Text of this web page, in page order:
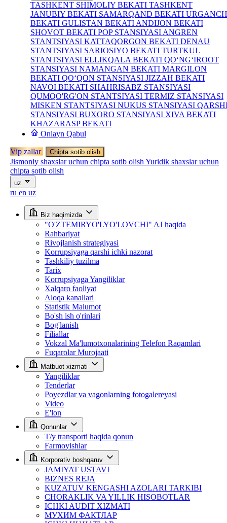
TASHKENT SHIMOLIY BEKATI TASHKENT
JANUBIY BEKATI SAMARQAND BEKATI URGANCH
BEKATI GULISTAN BEKATI ANDIJON BEKATI
SHOVOT BEKATI POP STANSIYASI ANGREN
STANTSIYASI KATTAQORGON BEKATI DENAU
STANTSIYASI SARIOSIYO BEKATI TURTKUL
STANTSIYASI ELLIKQALA BEKATI QO‘NG‘IROOT
STANSIYASI NAMANGAN BEKATI MARGILON
BEKATI QO‘QON STANSIYASI JIZZAH BEKATI
NAVOI BEKATI SHAHRISABZ STANSIYASI
QUMQO'RG'ON STANTSIYASI TERMIZ STANSIYASI
MISKEN STANTSIYASI NUKUS STANSIYASI
STANSIYASI BUXORO STANSIYASI XIVA BEKATI
KHAZARASP BEKATI
Onlayn Qabul
Vip zallar Chipta sotib olish
Jismoniy shaxslar uchun chipta sotib olish Yuridik shaxslar uchun
chipta sotib olish
uz
ru en uz
Biz haqimizda
"O'ZTEMIRYO'LYO'LOVCHI" AJ haqida
Rahbariyat
Rivojlanish strategiyasi
Korrupsiyaga qarshi ichki nazorat
Tashkiliy tuzilma
Tarix
Korrupsiyaga Yangiliklar
Xalqaro faoliyat
Aloqa kanallari
Statistik Malumot
Bo'sh ish o'rinlari
Bog'lanish
Filiallar
Vokzal Ma'lumotxonalarining Telefon Raqamlari
Fuqarolar Murojaati
Matbuot xizmati
Yangiliklar
Tenderlar
Poyezdlar va vagonlarning fotogalereyasi
Video
E'lon
Qonunlar
T/y transporti haqida qonun
Farmoyishlar
Korporativ boshqaruv
JAMIYAT USTAVI
BIZNES REJA
KUZATUV KENGASHI AZOLARI TARKIBI
CHORAKLIK VA YILLIK HISOBOTLAR
ICHKI AUDIT XIZMATI
МУХИМ ФАКТЛАР